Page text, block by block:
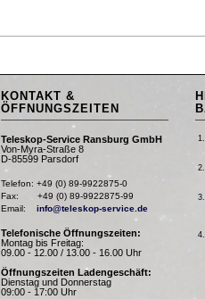
KONTAKT &
ÖFFNUNGSZEITEN
Teleskop-Service Ransburg GmbH
Von-Myra-Straße 8
D-85599 Parsdorf
Telefon: +49 (0) 89-9922875-0
Fax:       +49 (0) 89-9922875-99
Email: info@teleskop-service.de
Telefonische Öffnungszeiten:
Montag bis Freitag:
09.00 - 12.00 / 13.00 - 16.00 Uhr
Öffnungszeiten Ladengeschäft:
Dienstag und Donnerstag
09:00 - 17:00 Uhr